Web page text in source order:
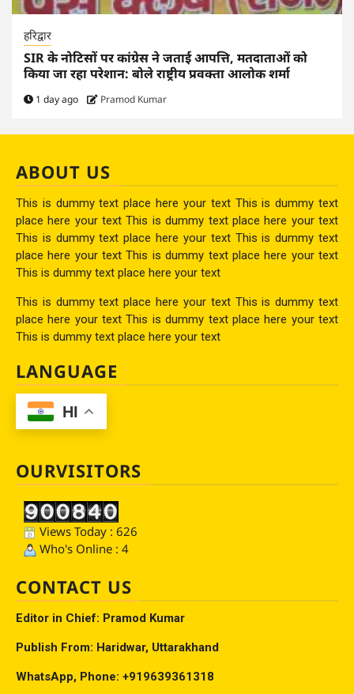
हरिद्वार
SIR के नोटिसों पर कांग्रेस ने जताई आपत्ति, मतदाताओं को
किया जा रहा परेशान: बोले राष्ट्रीय प्रवक्ता आलोक शर्मा
1 day ago Pramod Kumar
ABOUT US
This is dummy text place here your text This is dummy text
place here your text This is dummy text place here your text
This is dummy text place here your text This is dummy text
place here your text This is dummy text place here your text
This is dummy text place here your text
This is dummy text place here your text This is dummy text
place here your text This is dummy text place here your text
This is dummy text place here your text
LANGUAGE
HI
OURVISITORS
Views Today : 626
Who's Online : 4
CONTACT US
Editor in Chief: Pramod Kumar
Publish From: Haridwar, Uttarakhand
WhatsApp, Phone: +919639361318